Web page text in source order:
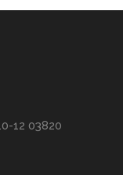
12 03820